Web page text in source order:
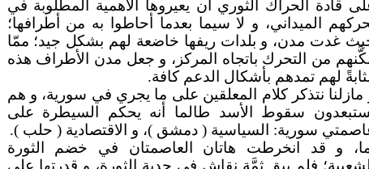
قادة الحراك الثوري أن يعيروها الأهمية المطلوبة في
الميداني، و لا سيما بعدما أحاطوا به من أطرافها؛
غدت مدن، و بلدات ريفها خاضعة لهم بشكل جيد؛ ممّا
من التحرك باتجاه المركز، و جعل مدن الأطراف هذه
لهم تمدهم بأشكال الدعم كافة.
مازلنا نتذكر كلام المعلقين على ما يجري في سورية، و هم
سقوط الأسد طالما أنه يحكم السيطرة على
سورية: السياسية ( دمشق )، و الاقتصادية ( حلب ).
و قد انخرطت هاتان العاصمتان في خضم الثورة
الشعبية؛ فلم يبق ثمَّة نقاش في جدية الثورة، و قدرتها على